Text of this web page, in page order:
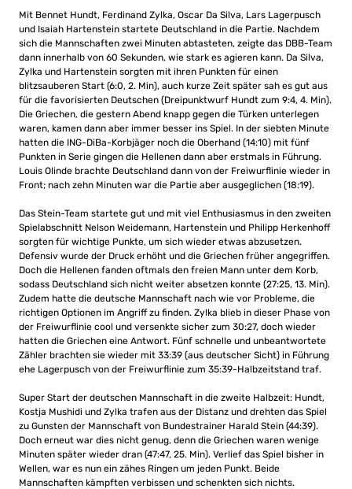
Mit Bennet Hundt, Ferdinand Zylka, Oscar Da Silva, Lars Lagerpusch
und Isaiah Hartenstein startete Deutschland in die Partie. Nachdem
sich die Mannschaften zwei Minuten abtasteten, zeigte das DBB-Team
dann innerhalb von 60 Sekunden, wie stark es agieren kann. Da Silva,
Zylka und Hartenstein sorgten mit ihren Punkten für einen
blitzsauberen Start (6:0, 2. Min), auch kurze Zeit später sah es gut aus
für die favorisierten Deutschen (Dreipunktwurf Hundt zum 9:4, 4. Min).
Die Griechen, die gestern Abend knapp gegen die Türken unterlegen
waren, kamen dann aber immer besser ins Spiel. In der siebten Minute
hatten die ING-DiBa-Korbjäger noch die Oberhand (14:10) mit fünf
Punkten in Serie gingen die Hellenen dann aber erstmals in Führung.
Louis Olinde brachte Deutschland dann von der Freiwurflinie wieder in
Front; nach zehn Minuten war die Partie aber ausgeglichen (18:19).
Das Stein-Team startete gut und mit viel Enthusiasmus in den zweiten
Spielabschnitt Nelson Weidemann, Hartenstein und Philipp Herkenhoff
sorgten für wichtige Punkte, um sich wieder etwas abzusetzen.
Defensiv wurde der Druck erhöht und die Griechen früher angegriffen.
Doch die Hellenen fanden oftmals den freien Mann unter dem Korb,
sodass Deutschland sich nicht weiter absetzen konnte (27:25, 13. Min).
Zudem hatte die deutsche Mannschaft nach wie vor Probleme, die
richtigen Optionen im Angriff zu finden. Zylka blieb in dieser Phase von
der Freiwurflinie cool und versenkte sicher zum 30:27, doch wieder
hatten die Griechen eine Antwort. Fünf schnelle und unbeantwortete
Zähler brachten sie wieder mit 33:39 (aus deutscher Sicht) in Führung
ehe Lagerpusch von der Freiwurflinie zum 35:39-Halbzeitstand traf.
Super Start der deutschen Mannschaft in die zweite Halbzeit: Hundt,
Kostja Mushidi und Zylka trafen aus der Distanz und drehten das Spiel
zu Gunsten der Mannschaft von Bundestrainer Harald Stein (44:39).
Doch erneut war dies nicht genug, denn die Griechen waren wenige
Minuten später wieder dran (47:47, 25. Min). Verlief das Spiel bisher in
Wellen, war es nun ein zähes Ringen um jeden Punkt. Beide
Mannschaften kämpften verbissen und schenkten sich nichts.